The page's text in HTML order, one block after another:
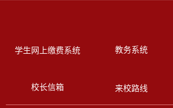
学生网上缴费系统 教务系统
校长信箱 来校路线